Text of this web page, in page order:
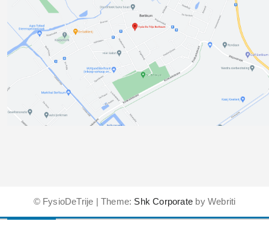
© FysioDeTrije | Theme: Shk Corporate by Webriti